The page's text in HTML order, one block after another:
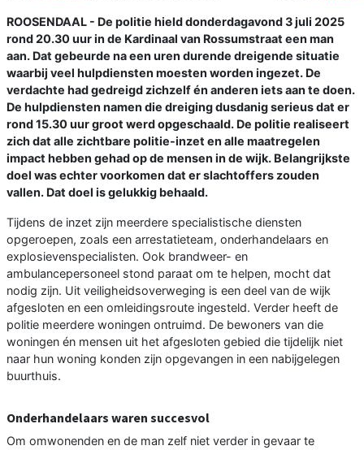
ROOSENDAAL - De politie hield donderdagavond 3 juli 2025
rond 20.30 uur in de Kardinaal van Rossumstraat een man
aan. Dat gebeurde na een uren durende dreigende situatie
waarbij veel hulpdiensten moesten worden ingezet. De
verdachte had gedreigd zichzelf én anderen iets aan te doen.
De hulpdiensten namen die dreiging dusdanig serieus dat er
rond 15.30 uur groot werd opgeschaald. De politie realiseert
zich dat alle zichtbare politie-inzet en alle maatregelen
impact hebben gehad op de mensen in de wijk. Belangrijkste
doel was echter voorkomen dat er slachtoffers zouden
vallen. Dat doel is gelukkig behaald.
Tijdens de inzet zijn meerdere specialistische diensten
opgeroepen, zoals een arrestatieteam, onderhandelaars en
explosievenspecialisten. Ook brandweer- en
ambulancepersoneel stond paraat om te helpen, mocht dat
nodig zijn. Uit veiligheidsoverweging is een deel van de wijk
afgesloten en een omleidingsroute ingesteld. Verder heeft de
politie meerdere woningen ontruimd. De bewoners van die
woningen én mensen uit het afgesloten gebied die tijdelijk niet
naar hun woning konden zijn opgevangen in een nabijgelegen
buurthuis.
Onderhandelaars waren succesvol
Om omwonenden en de man zelf niet verder in gevaar te